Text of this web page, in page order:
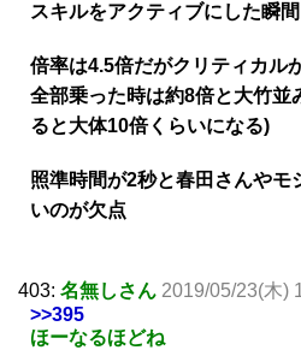
スキルをアクティブにした瞬
倍率は4.5倍だがクリティカル
全部乗った時は約8倍と大竹並
ると大体10倍くらいになる)
照準時間が2秒と春田さんやモ
いのが欠点
403: 名無しさん 2019/05/23(木)
>>395
ほーなるほどね